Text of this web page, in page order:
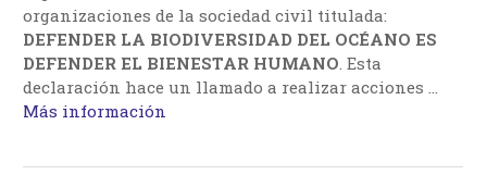
organizaciones de la sociedad civil titulada:
DEFENDER LA BIODIVERSIDAD DEL OCÉANO ES
DEFENDER EL BIENESTAR HUMANO . Esta
declaración hace un llamado a realizar acciones …
Más información